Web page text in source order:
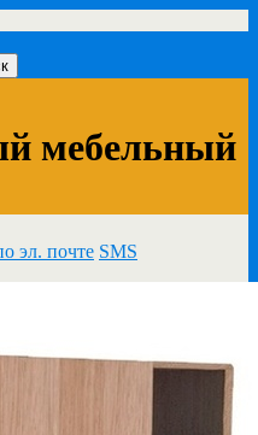
мебельный
эл. почте SMS